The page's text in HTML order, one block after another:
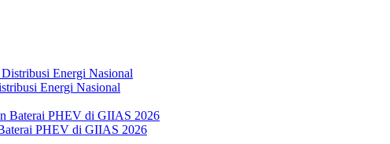
Energi Nasional
PHEV di GIIAS 2026